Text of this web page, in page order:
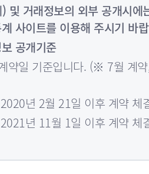
및 거래정보의 외부 공개시에
사이트를 이용해 주시기 바
공개기준
약일 기준입니다. (※ 7월 계
2020년 2월 21일 이후 계약 체
2021년 11월 1일 이후 계약